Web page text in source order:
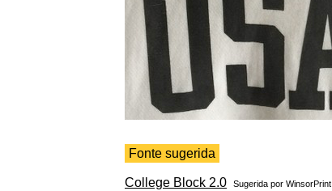
Fonte sugerida
College Block 2.0 Sugerida por WinsorPrint